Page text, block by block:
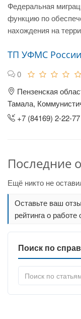
Федеральная
функцию по
нахождения на
ТП УФМС
0
Пензенская
Тамала,
+7 (84169) 2-22-77
Последние
Ещё никто не
Оставьте ваш
рейтинга о работе
Поиск по